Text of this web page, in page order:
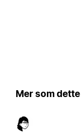
Mer som dette